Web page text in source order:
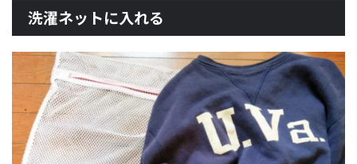
洗濯ネットに入れる